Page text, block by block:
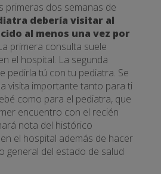
primeras dos semanas de
debería visitar al
al menos una vez por
primera consulta suele
el hospital. La segunda
pedirla tú con tu pediatra. Se
visita importante tanto para ti
como para el pediatra, que
encuentro con el recién
nota del histórico
el hospital además de hacer
general del estado de salud